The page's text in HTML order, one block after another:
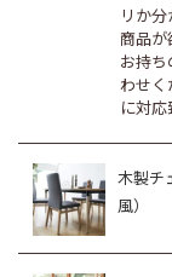
リか
商品
お持
わせく
に対応
木製チ
風）